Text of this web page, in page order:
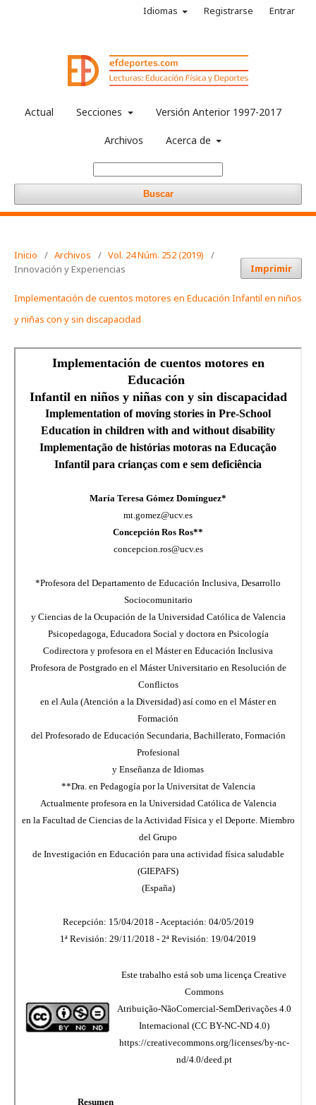
Actual Secciones Versión Anterior 1997-2017
Archivos Acerca de
Buscar
Idiomas Registrarse Entrar
Inicio / Archivos / Vol. 24 Núm. 252 (2019)
/
Innovación y Experiencias
Imprimir
Implementación de cuentos motores en Educación Infantil en niños
y niñas con y sin discapacidad